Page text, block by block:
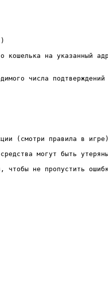
кошелька на указанный
числа